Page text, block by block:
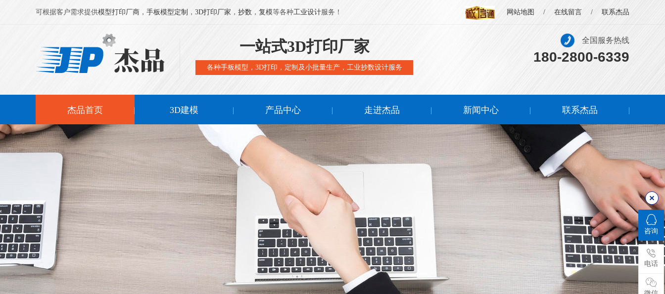
可根据客户需求提供模型打印厂商 ， 手板模型定制 ， 3D打印厂家 ， 抄数 ， 复模等各种工业设计服务！ 网站地图 / 在线留言 / 联系杰品
一站式3D打印厂家
各种手板模型，3D打印，定制及小批量生产，工业抄数设计服务
全国服务热线
180-2800-6339
杰品首页 3D建模 产品中心 走进杰品 新闻中心 联系杰品
咨询
电话